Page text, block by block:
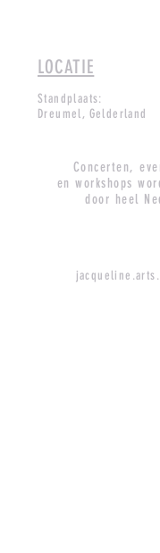
LOCATIE
Standplaats:
Dreumel, Gelderland
Concerten,
en workshops
door heel